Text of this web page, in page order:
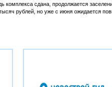
комплекса сдана, продолжается
рублей, но уже с июня ожидается